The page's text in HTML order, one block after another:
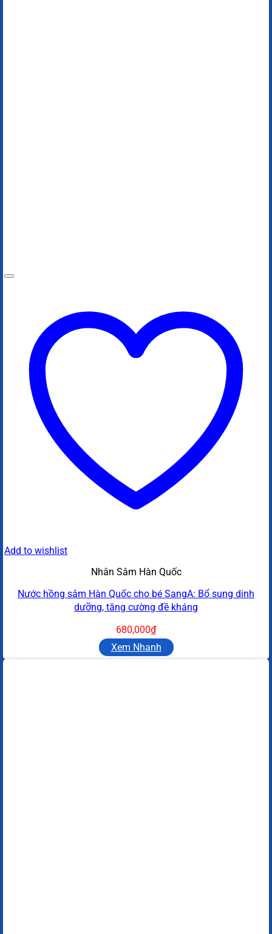
Add to wishlist
Nhân Sâm Hàn Quốc
Nước hồng sâm Hàn Quốc cho bé SangA: Bổ sung dinh
dưỡng, tăng cường đề kháng
680,000₫
Xem Nhanh